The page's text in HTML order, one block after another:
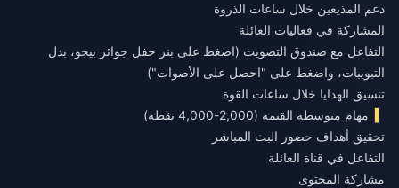
دعم المذيعين خلال ساعات الذروة
المشاركة في فعاليات العائلة
التفاعل مع صندوق التصويت (اضغط على بنر حفل جوائز بيجو، بدل
التبويبات، واضغط على "احصل على الأصوات")
تنسيق الهدايا خلال ساعات القوة
مهام متوسطة القيمة (2,000-4,000 نقطة)
تحقيق أهداف حضور البث المباشر
التفاعل في قناة العائلة
مشاركة المحتوى